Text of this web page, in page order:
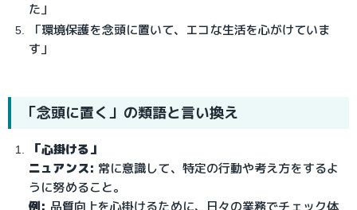
た」
「環境保護を念頭に置いて、エコな生活を心がけていま
す」
「念頭に置く」の類語と言い換え
「心掛ける」
ニュアンス: 常に意識して、特定の行動や考え方をするよ
うに努めること。
例: 品質向上を心掛けるために、日々の業務でチェック体